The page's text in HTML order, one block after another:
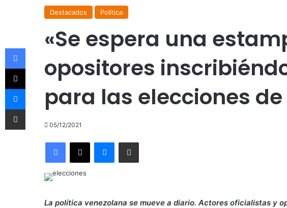
Destacados Política
«Se espera una
opositores
para las elecciones
05/12/2021
Facebook
X MessengerCompartir por correo electrónico
La política venezolana se mueve a diario. Actores oficialistas y
Facebook
X
Messenger
Compartir por correo electrónico